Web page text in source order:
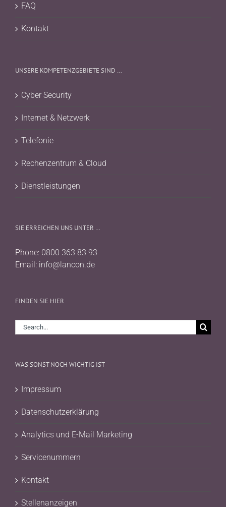
FAQ
Kontakt
UNSERE KOMPETENZGEBIETE SIND …
Cyber Security
Internet & Netzwerk
Telefonie
Rechenzentrum & Cloud
Dienstleistungen
SIE ERREICHEN UNS UNTER …
Phone: 0800 363 83 93
Email: info@lancon.de
FINDEN SIE HIER
Search
for:
WAS SONST NOCH WICHTIG IST
Impressum
Datenschutzerklärung
Analytics und E-Mail Marketing
Servicenummern
Kontakt
Stellenanzeigen